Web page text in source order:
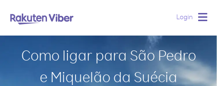
Login
Como ligar para São Pedro
e Miquelão da Suécia